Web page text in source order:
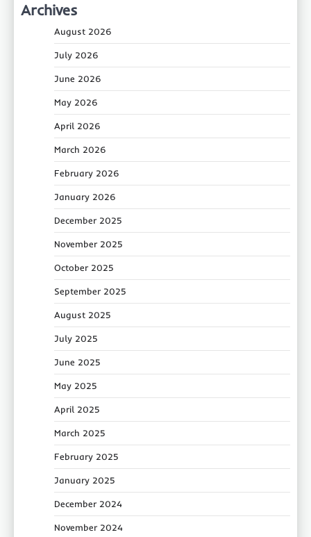
Archives
August 2026
July 2026
June 2026
May 2026
April 2026
March 2026
February 2026
January 2026
December 2025
November 2025
October 2025
September 2025
August 2025
July 2025
June 2025
May 2025
April 2025
March 2025
February 2025
January 2025
December 2024
November 2024